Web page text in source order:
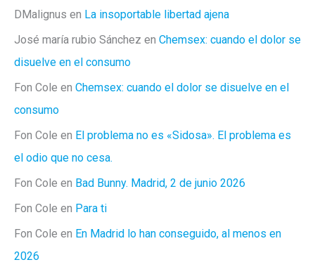
DMalignus en La insoportable libertad ajena
José maría rubio Sánchez en Chemsex: cuando el dolor se
disuelve en el consumo
Fon Cole en Chemsex: cuando el dolor se disuelve en el
consumo
Fon Cole en El problema no es «Sidosa». El problema es
el odio que no cesa.
Fon Cole en Bad Bunny. Madrid, 2 de junio 2026
Fon Cole en Para ti
Fon Cole en En Madrid lo han conseguido, al menos en
2026